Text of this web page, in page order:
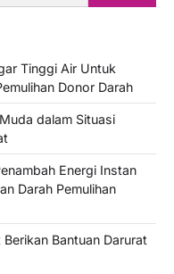
Tinggi Air Untuk
Donor Darah
dalam Situasi
Energi Instan
Darah Pemulihan
Bantuan Darurat